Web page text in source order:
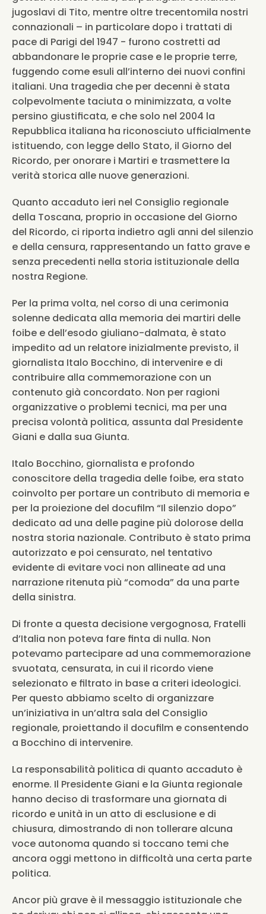
jugoslavi di Tito, mentre oltre trecentomila nostri
connazionali – in particolare dopo i trattati di
pace di Parigi del 1947 - furono costretti ad
abbandonare le proprie case e le proprie terre,
fuggendo come esuli all’interno dei nuovi confini
italiani. Una tragedia che per decenni è stata
colpevolmente taciuta o minimizzata, a volte
persino giustificata, e che solo nel 2004 la
Repubblica italiana ha riconosciuto ufficialmente
istituendo, con legge dello Stato, il Giorno del
Ricordo, per onorare i Martiri e trasmettere la
verità storica alle nuove generazioni.
Quanto accaduto ieri nel Consiglio regionale
della Toscana, proprio in occasione del Giorno
del Ricordo, ci riporta indietro agli anni del silenzio
e della censura, rappresentando un fatto grave e
senza precedenti nella storia istituzionale della
nostra Regione.
Per la prima volta, nel corso di una cerimonia
solenne dedicata alla memoria dei martiri delle
foibe e dell’esodo giuliano-dalmata, è stato
impedito ad un relatore inizialmente previsto, il
giornalista Italo Bocchino, di intervenire e di
contribuire alla commemorazione con un
contenuto già concordato. Non per ragioni
organizzative o problemi tecnici, ma per una
precisa volontà politica, assunta dal Presidente
Giani e dalla sua Giunta.
Italo Bocchino, giornalista e profondo
conoscitore della tragedia delle foibe, era stato
coinvolto per portare un contributo di memoria e
per la proiezione del docufilm “Il silenzio dopo”
dedicato ad una delle pagine più dolorose della
nostra storia nazionale. Contributo è stato prima
autorizzato e poi censurato, nel tentativo
evidente di evitare voci non allineate ad una
narrazione ritenuta più “comoda” da una parte
della sinistra.
Di fronte a questa decisione vergognosa, Fratelli
d’Italia non poteva fare finta di nulla. Non
potevamo partecipare ad una commemorazione
svuotata, censurata, in cui il ricordo viene
selezionato e filtrato in base a criteri ideologici.
Per questo abbiamo scelto di organizzare
un’iniziativa in un’altra sala del Consiglio
regionale, proiettando il docufilm e consentendo
a Bocchino di intervenire.
La responsabilità politica di quanto accaduto è
enorme. Il Presidente Giani e la Giunta regionale
hanno deciso di trasformare una giornata di
ricordo e unità in un atto di esclusione e di
chiusura, dimostrando di non tollerare alcuna
voce autonoma quando si toccano temi che
ancora oggi mettono in difficoltà una certa parte
politica.
Ancor più grave è il messaggio istituzionale che